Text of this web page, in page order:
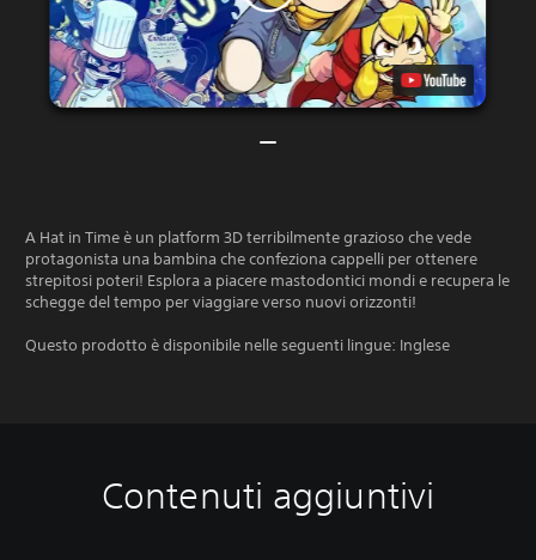
A Hat in Time è un platform 3D terribilmente grazioso che vede
protagonista una bambina che confeziona cappelli per ottenere
strepitosi poteri! Esplora a piacere mastodontici mondi e recupera le
schegge del tempo per viaggiare verso nuovi orizzonti!
Questo prodotto è disponibile nelle seguenti lingue: Inglese
Contenuti aggiuntivi